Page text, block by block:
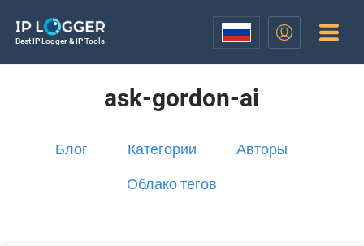
Best IP Logger & IP Tools
ask-gordon-ai
Блог Категории Авторы
Облако тегов